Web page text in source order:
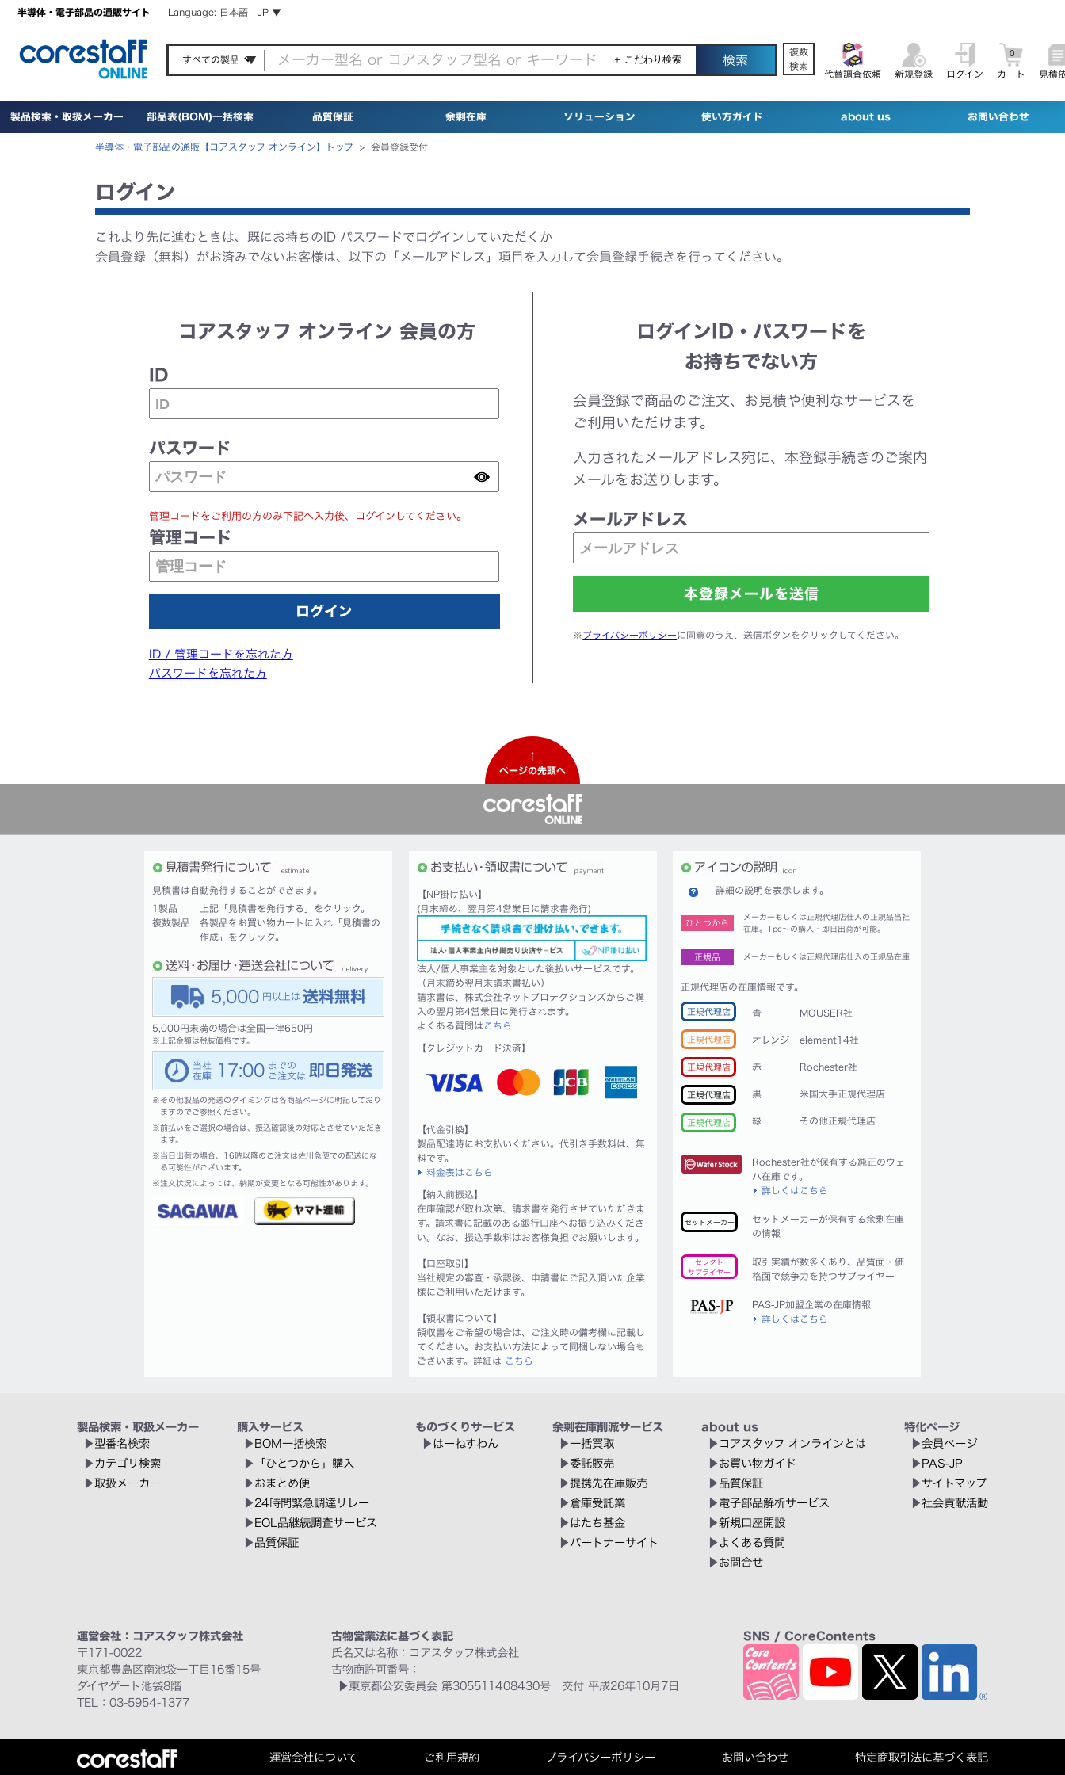
半導体・電子部品の通販サイト Language: 日本語 - JP ▼
＋ こだわり検索
複数
検索
代替調査依頼
新規登録 ログイン カート
0
見積
製品検索・取扱メーカー 部品表(BOM)一括検索 品質保証 余剰在庫 ソリューション 使い方ガイド about us お問い合わせ
半導体・電子部品の通販【コアスタッフ オンライン】トップ > 会員登録受付
ログイン
これより先に進むときは、既にお持ちのID パスワードでログインしていただくか
会員登録（無料）がお済みでないお客様は、以下の「メールアドレス」項目を入力して会員登録手続きを行ってください。
コアスタッフ オンライン 会員の方
ID
パスワード
管理コードをご利用の方のみ下記へ入力後、ログインしてください。
管理コード
ID / 管理コードを忘れた方
パスワードを忘れた方
ログインID・パスワードを
お持ちでない方
会員登録で商品のご注文、お見積や便利なサービスを
ご利用いただけます。
入力されたメールアドレス宛に、本登録手続きのご案内
メールをお送りします。
メールアドレス
※プライバシーポリシーに同意のうえ、送信ボタンをクリックしてください。
↑
ページの先頭へ
見積書は自動発行することができます。
1製品
上記「見積書を発行する」をクリック。
複数製品
各製品をお買い物カートに入れ「見積書の
作成」をクリック。
5,000
5,000円未満の場合は全国一律650円
※ 上記金額は税抜価格です。
17:00
※その他製品の発送のタイミングは各商品ページに明記しており
ますのでご参照ください。
※前払いをご選択の場合は、振込確認後の対応とさせていただき
ます。
※ 当日出荷の場合、16時以降のご注文は佐川急便での配送にな
る可能性がございます。
※注文状況によっては、納期が変更となる可能性があります。
【NP掛け払い】
(月末締め、翌月第4営業日に請求書発行)
法人/個人事業主を対象とした後払いサービスです。
（月末締め翌月末請求書払い）
請求書は、株式会社ネットプロテクションズからご購
入の翌月第4営業日に発行されます。
よくある質問は こちら
【クレジットカード決済】
【代金引換】
製品配達時にお支払いください。代引き手数料は、無
料です。
料金表はこちら
【納入前振込】
在庫確認が取れ次第、請求書を発行させていただきま
す。請求書に記載のある銀行口座へお振り込みくださ
い。なお、振込手数料はお客様負担でお願いします。
【口座取引】
当社規定の審査・承認後、申請書にご記入頂いた企業
様にご利用いただけます。
【領収書について】
領収書をご希望の場合は、ご注文時の備考欄に記載し
てください。お支払い方法によって同梱しない場合も
ございます。詳細は こちら
詳細の説明を表示します。
ひとつから
メーカーもしくは正規代理店仕入の正規品当社
在庫。1pc〜の購入・即日出荷が可能。
正規品 メーカーもしくは正規代理店仕入の正規品在庫
正規代理店の在庫情報です。
正規代理店
正規代理店
正規代理店
正規代理店
正規代理店
青 MOUSER社
オレンジ element14社
赤 Rochester社
黒 米国大手正規代理店
緑 その他正規代理店
Rochester社が保有する純正のウェ
ハ在庫です。
詳しくはこちら
セットメーカー
セットメーカーが保有する余剰在庫
の情報
セレクト
サプライヤー
取引実績が数多くあり、品質面・価
格面で競争力を持つサプライヤー
PAS-JP加盟企業の在庫情報
詳しくはこちら
製品検索・取扱メーカー
型番名検索
カテゴリ検索
取扱メーカー
購入サービス
BOM一括検索
「ひとつから」購入
おまとめ便
24時間緊急調達リレー
EOL品継続調査サービス
品質保証
ものづくりサービス
はーねすわん
余剰在庫削減サービス
一括買取
委託販売
提携先在庫販売
倉庫受託業
はたち基金
パートナーサイト
about us
コアスタッフ オンラインとは
お買い物ガイド
品質保証
電子部品解析サービス
新規口座開設
よくある質問
お問合せ
特化ページ
会員ページ
PAS-JP
サイトマップ
社会貢献活動
運営会社：コアスタッフ株式会社
〒171-0022
東京都豊島区南池袋一丁目16番15号
ダイヤゲート池袋8階
TEL：03-5954-1377
古物営業法に基づく表記
氏名又は名称：コアスタッフ株式会社
古物商許可番号：
東京都公安委員会 第305511408430号 交付 平成26年10月7日
SNS / CoreContents
運営会社について ご利用規約 プライバシーポリシー お問い合わせ 特定商取引法に基づく表記